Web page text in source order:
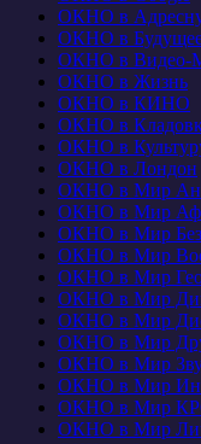
ОКНО в
ОКНО в
ОКНО в Видео-
ОКНО в Жизнь
ОКНО в КИНО
ОКНО в
ОКНО в
ОКНО в Лондон
ОКНО в Мир
ОКНО в Мир
ОКНО в Мир
ОКНО в Мир
ОКНО в Мир
ОКНО в Мир
ОКНО в Мир
ОКНО в Мир
ОКНО в Мир
ОКНО в Мир
ОКНО в Мир
ОКНО в Мир